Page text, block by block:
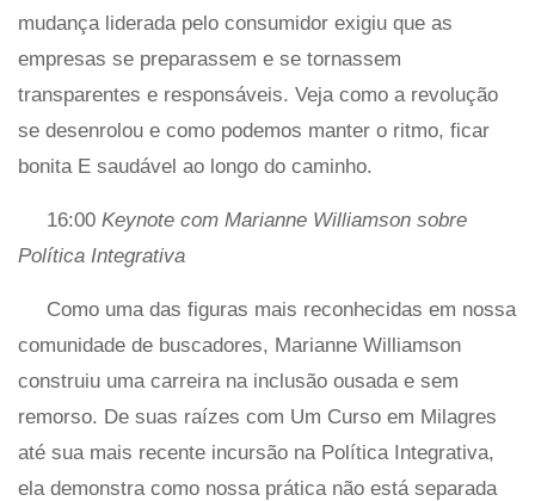
mudança liderada pelo consumidor exigiu que as
empresas se preparassem e se tornassem
transparentes e responsáveis. Veja como a revolução
se desenrolou e como podemos manter o ritmo, ficar
bonita E saudável ao longo do caminho.
16:00 Keynote com Marianne Williamson sobre
Política Integrativa
Como uma das figuras mais reconhecidas em nossa
comunidade de buscadores, Marianne Williamson
construiu uma carreira na inclusão ousada e sem
remorso. De suas raízes com Um Curso em Milagres
até sua mais recente incursão na Política Integrativa,
ela demonstra como nossa prática não está separada